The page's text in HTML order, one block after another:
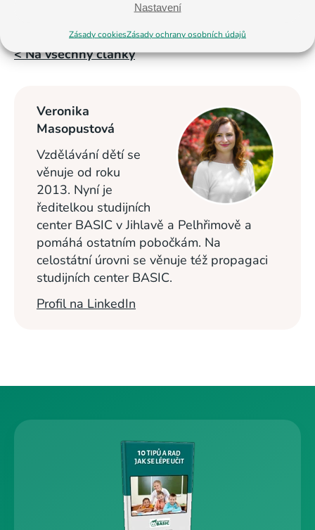
Nastavení
Zásady cookiesZásady ochrany osobních údajů
proběhnou dle plánu. 🙂
< Na všechny články
Veronika
Masopustová
Vzdělávání dětí se
věnuje od roku
2013. Nyní je
ředitelkou studijních
center BASIC v Jihlavě a Pelhřimově a
pomáhá ostatním pobočkám. Na
celostátní úrovni se věnuje též propagaci
studijních center BASIC.
Profil na LinkedIn